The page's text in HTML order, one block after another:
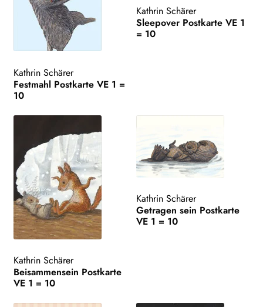
Kathrin Schärer
Festmahl Postkarte VE 1 =
10
Kathrin Schärer
Sleepover Postkarte VE 1
= 10
Kathrin Schärer
Beisammensein Postkarte
VE 1 = 10
Kathrin Schärer
Getragen sein Postkarte
VE 1 = 10